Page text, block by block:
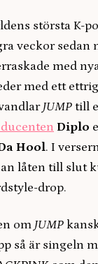
största K-
veckor sedan
med
med ett
JUMP till
Diplo
Hool. I
låten till slut
drop.
om JUMP
så är singeln